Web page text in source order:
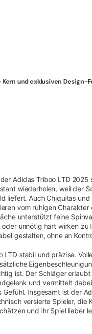
und exklusiven Design-
Adidas Triboo LTD 2025
wiederholen, weil der
liefert. Auch Chiquitas
vom ruhigen Charakter
unterstützt feine
unnötig hart wirken zu
gestalten, ohne an
LTD stabil und präzise.
ist. Der Schläger erlaubt
und vermittelt
Gefühl. Insgesamt ist der
versierte Spieler, die
und ihr Spiel lieber